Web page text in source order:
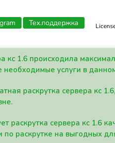
Тех.поддержка
кс 1.6 происходила
необходимые услуги в
раскрутка сервера кс
раскрутка сервера кс 1.6
по раскрутке на выгодных